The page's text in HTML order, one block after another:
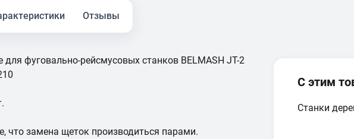
Отзывы
фуговально-рейсмусовых станков BELMASH JT-2
что замена щеток производиться парами.
С этим
Станки